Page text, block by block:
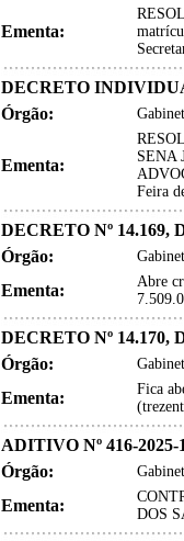
Ementa:
DECRETO
Órgão:
Ementa:
SENA
Feira
DECRETO Nº 14.169,
Órgão:
Ementa:
Abre
DECRETO Nº 14.170,
Órgão:
Ementa:
Fica
ADITIVO Nº 416-2025-
Órgão:
Ementa:
DOS